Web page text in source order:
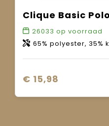
Clique Basic
26033 op voorraad
65% polyester, 35%
€ 15,98